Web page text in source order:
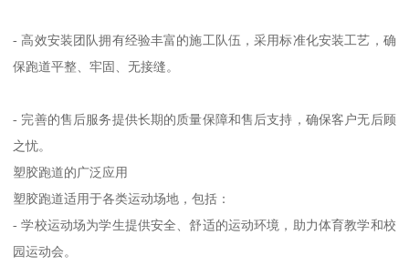
- 高效安装团队拥有经验丰富的施工队伍，采用标准化安装工艺，确
保跑道平整、牢固、无接缝。
- 完善的售后服务提供长期的质量保障和售后支持，确保客户无后顾
之忧。
塑胶跑道的广泛应用
塑胶跑道适用于各类运动场地，包括：
- 学校运动场为学生提供安全、舒适的运动环境，助力体育教学和校
园运动会。